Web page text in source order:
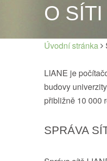
O
Úvodní stránka
LIANE je
budovy
přibližně 10 000
SPRÁVA